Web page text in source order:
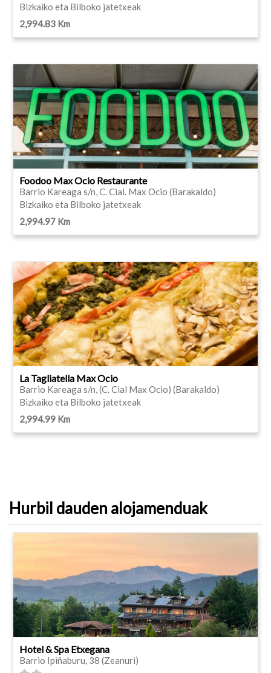
Bizkaiko eta Bilboko jatetxeak
2,994.83 Km
Foodoo Max Ocio Restaurante
Barrio Kareaga s/n, C. Cial. Max Ocio (Barakaldo)
Bizkaiko eta Bilboko jatetxeak
2,994.97 Km
La Tagliatella Max Ocio
Barrio Kareaga s/n, (C. Cial Max Ocio) (Barakaldo)
Bizkaiko eta Bilboko jatetxeak
2,994.99 Km
Hurbil dauden alojamenduak
Hotel & Spa Etxegana
Barrio Ipiñaburu, 38 (Zeanuri)